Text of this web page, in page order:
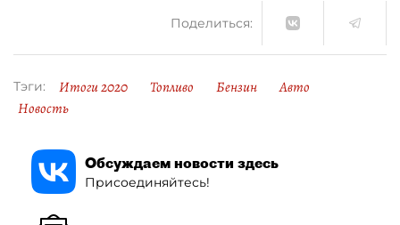
Поделиться:
Тэги: Итоги 2020 Топливо Бензин
Авто
Новость
Обсуждаем новости здесь
Присоединяйтесь!